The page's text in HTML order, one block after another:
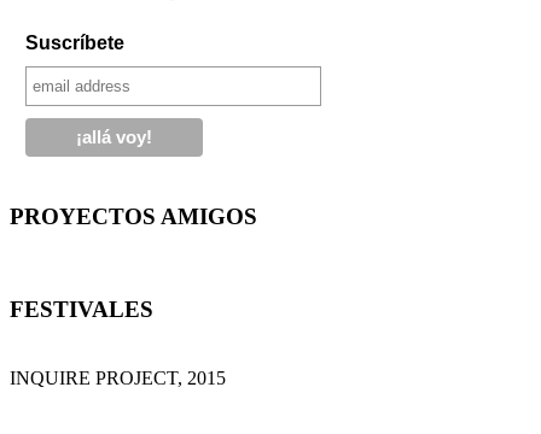
Suscríbete
PROYECTOS AMIGOS
FESTIVALES
INQUIRE PROJECT, 2015